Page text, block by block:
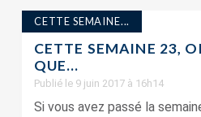
CETTE SEMAINE...
CETTE SEMAINE 23,
QUE…
Publié le 9 juin 2017 à 16h14
Si vous avez passé la